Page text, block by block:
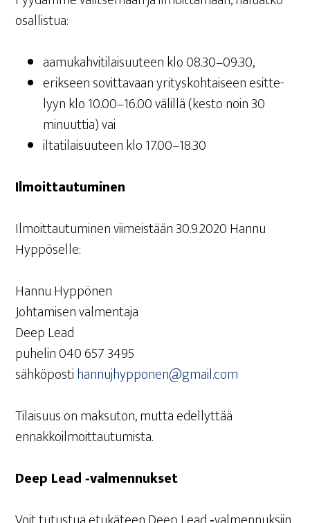
osallistua:
aamu­kah­vi­ti­lai­suu­teen klo 08.30–09.30,
erik­seen sovit­ta­vaan yri­tys­koh­tai­seen esit­te­
lyyn klo 10.00–16.00 välil­lä (kes­to noin 30
minuut­tia) vai
ilta­ti­lai­suu­teen klo 17.00–18.30
Ilmoit­tau­tu­mi­nen
Ilmoit­tau­tu­mi­nen vii­meis­tään 30.9.2020 Han­nu
Hyppöselle:
Han­nu Hyppönen
Joh­ta­mi­sen valmentaja
Deep Lead
puhe­lin 040 657 3495
säh­kö­pos­tihannujhypponen@gmail.com
Tilai­suus on mak­su­ton, mut­ta edel­lyt­tää
ennakkoilmoittautumista.
Deep Lead ‑val­men­nuk­set